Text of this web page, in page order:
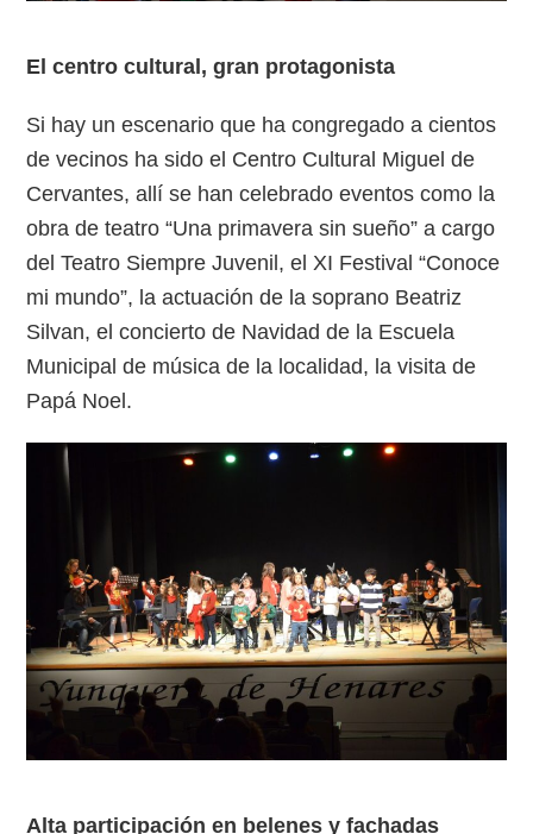
El centro cultural, gran protagonista
Si hay un escenario que ha congregado a cientos
de vecinos ha sido el Centro Cultural Miguel de
Cervantes, allí se han celebrado eventos como la
obra de teatro “Una primavera sin sueño” a cargo
del Teatro Siempre Juvenil, el XI Festival “Conoce
mi mundo”, la actuación de la soprano Beatriz
Silvan, el concierto de Navidad de la Escuela
Municipal de música de la localidad, la visita de
Papá Noel.
Alta participación en belenes y fachadas